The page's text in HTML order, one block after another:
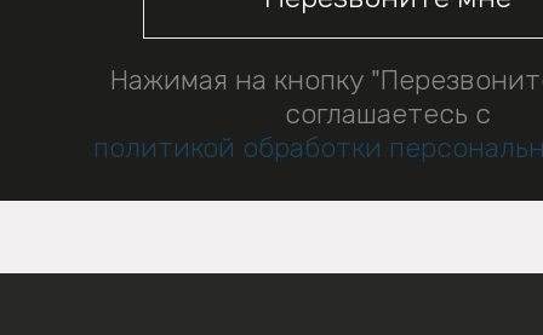
Нажимая на кнопку
соглашаетесь с
политикой обработки